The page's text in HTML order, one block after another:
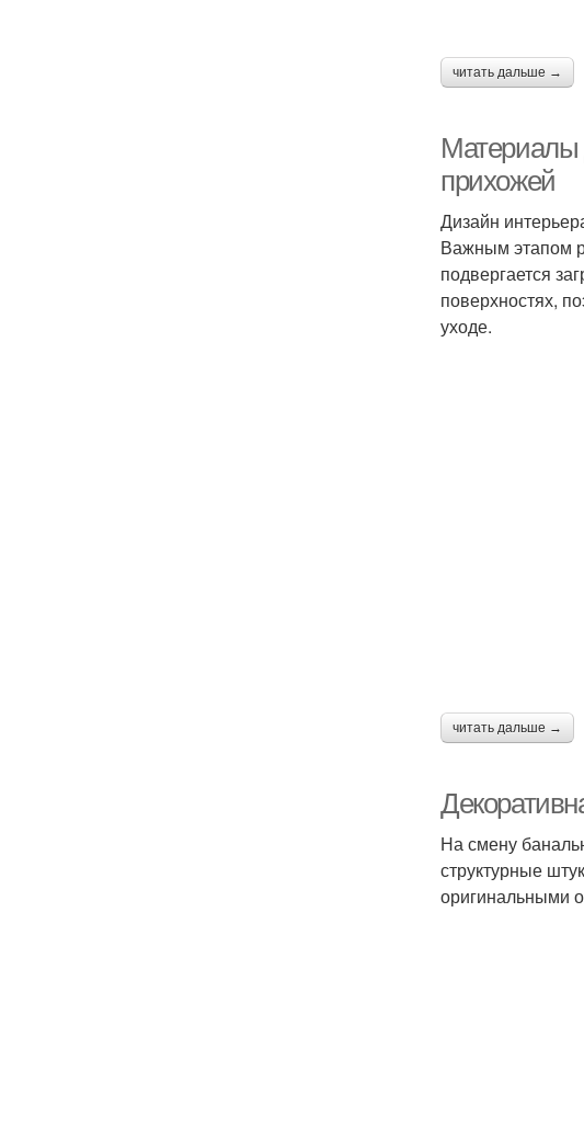
читать дальше →
Материалы
прихожей
Дизайн
Важным этапом
подвергается
поверхностях,
уходе.
читать дальше →
На смену
структурные
оригинальными